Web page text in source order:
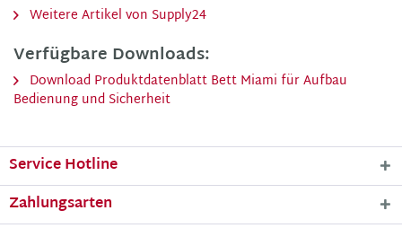
Weitere Artikel von Supply24
Verfügbare Downloads:
Download Produktdatenblatt Bett Miami für Aufbau
Bedienung und Sicherheit
Service Hotline
Zahlungsarten